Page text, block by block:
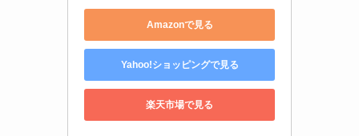
Amazonで見る
Yahoo!ショッピングで見る
楽天市場で見る